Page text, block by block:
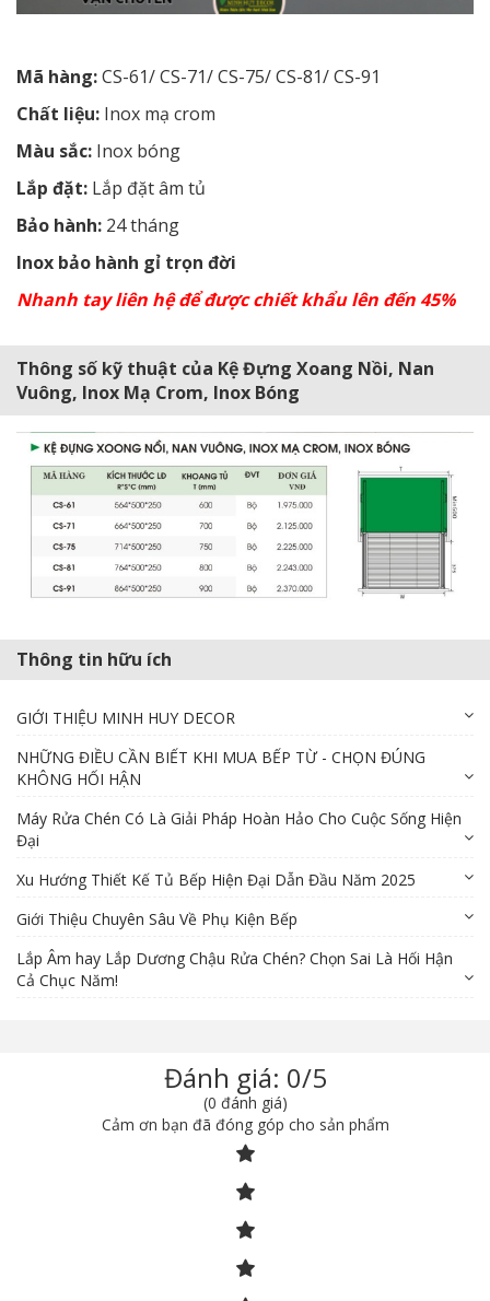
Mã hàng:CS-61/CS-71/ CS-75/ CS-81/ CS-91
Chất liệu: Inox mạ crom
Màu sắc: Inox bóng
Lắp đặt: Lắp đặt âm tủ
Bảo hành: 24 tháng
Inox bảo hành gỉ trọn đời
Nhanh tay liên hệ để được chiết khẩu lên đến 45%
Thông số kỹ thuật của Kệ Đựng Xoang Nồi, Nan
Vuông, Inox Mạ Crom, Inox Bóng
Thông tin hữu ích
GIỚI THIỆU MINH HUY DECOR
NHỮNG ĐIỀU CẦN BIẾT KHI MUA BẾP TỪ - CHỌN ĐÚNG
KHÔNG HỐI HẬN
Máy Rửa Chén Có Là Giải Pháp Hoàn Hảo Cho Cuộc Sống Hiện
Đại
Xu Hướng Thiết Kế Tủ Bếp Hiện Đại Dẫn Đầu Năm 2025
Giới Thiệu Chuyên Sâu Về Phụ Kiện Bếp
Lắp Âm hay Lắp Dương Chậu Rửa Chén? Chọn Sai Là Hối Hận
Cả Chục Năm!
Đánh giá: 0/5
(0 đánh giá)
Cảm ơn bạn đã đóng góp cho sản phẩm